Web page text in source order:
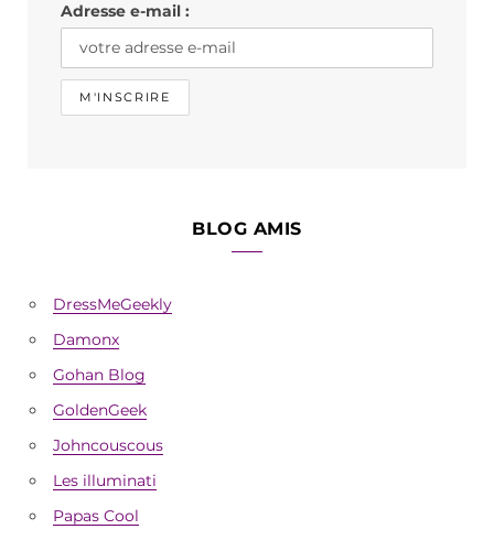
m
Adresse e-mail :
BLOG AMIS
DressMeGeekly
Damonx
Gohan Blog
GoldenGeek
Johncouscous
Les illuminati
Papas Cool